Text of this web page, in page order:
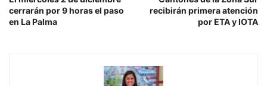
cerrarán por 9 horas el paso
en La Palma
recibirán primera atención
por ETA y IOTA